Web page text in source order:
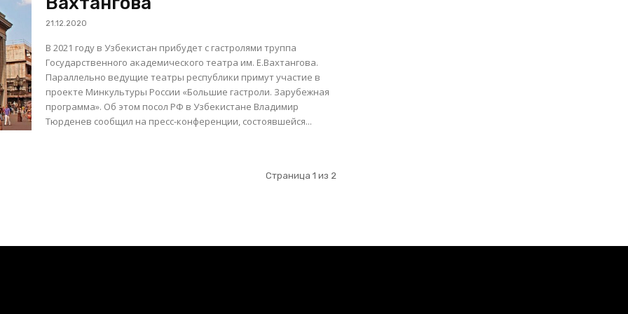
21.12.2020
В 2021 году в Узбекистан прибудет с гастролями труппа
Государственного академического театра им. Е.Вахтангова.
Параллельно ведущие театры республики примут участие в
проекте Минкультуры России «Большие гастроли. Зарубежная
программа». Об этом посол РФ в Узбекистане Владимир
Тюрденев сообщил на пресс-конференции, состоявшейся...
Страница 1 из 2